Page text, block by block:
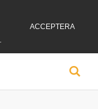
ACCEPTERA